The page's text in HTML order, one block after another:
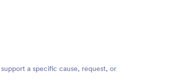
a specific cause, request, or